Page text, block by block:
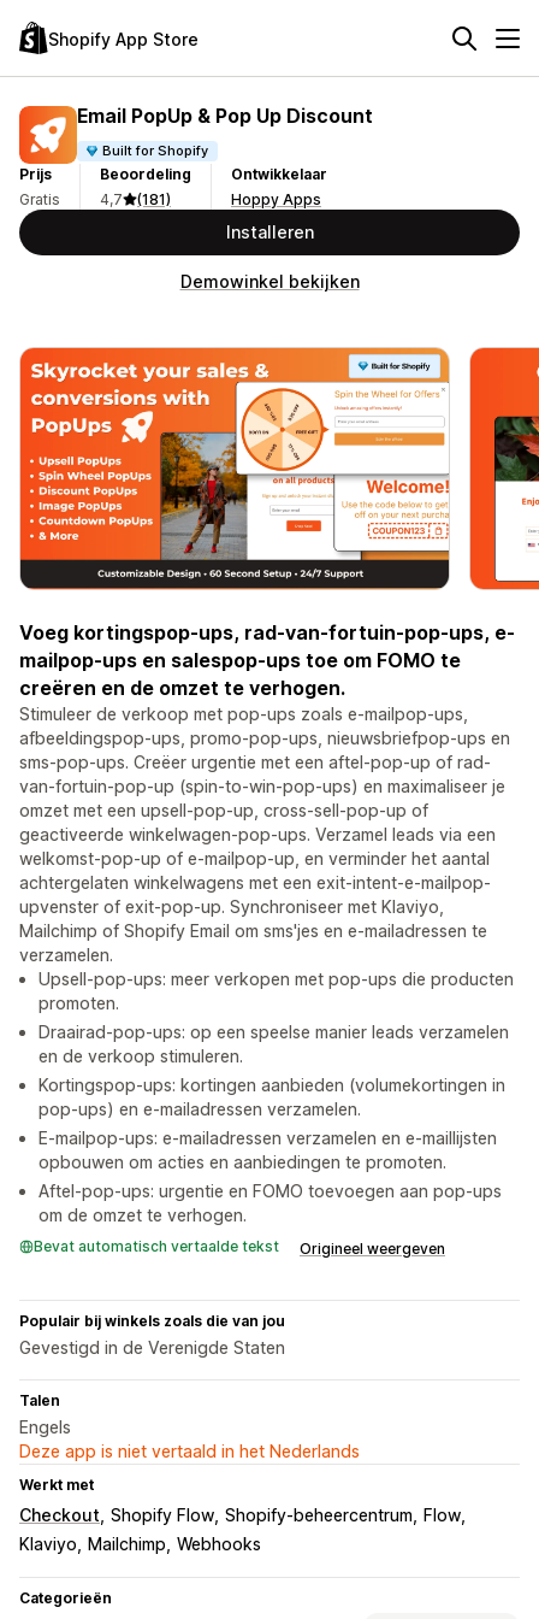
Shopify App Store
Email PopUp & Pop Up Discount
Built for Shopify
Prijs
Gratis
Beoordeling
4,7
(181)
Ontwikkelaar
Hoppy Apps
Installeren
Demowinkel bekijken
Voeg kortingspop-ups, rad-van-fortuin-pop-ups, e-
mailpop-ups en salespop-ups toe om FOMO te
creëren en de omzet te verhogen.
Stimuleer de verkoop met pop-ups zoals e-mailpop-ups,
afbeeldingspop-ups, promo-pop-ups, nieuwsbriefpop-ups en
sms-pop-ups. Creëer urgentie met een aftel-pop-up of rad-
van-fortuin-pop-up (spin-to-win-pop-ups) en maximaliseer je
omzet met een upsell-pop-up, cross-sell-pop-up of
geactiveerde winkelwagen-pop-ups. Verzamel leads via een
welkomst-pop-up of e-mailpop-up, en verminder het aantal
achtergelaten winkelwagens met een exit-intent-e-mailpop-
upvenster of exit-pop-up. Synchroniseer met Klaviyo,
Mailchimp of Shopify Email om sms'jes en e-mailadressen te
verzamelen.
Upsell-pop-ups: meer verkopen met pop-ups die producten
promoten.
Draairad-pop-ups: op een speelse manier leads verzamelen
en de verkoop stimuleren.
Kortingspop-ups: kortingen aanbieden (volumekortingen in
pop-ups) en e-mailadressen verzamelen.
E-mailpop-ups: e-mailadressen verzamelen en e-maillijsten
opbouwen om acties en aanbiedingen te promoten.
Aftel-pop-ups: urgentie en FOMO toevoegen aan pop-ups
om de omzet te verhogen.
Bevat automatisch vertaalde tekst Origineel weergeven
Populair bij winkels zoals die van jou
Gevestigd in de Verenigde Staten
Talen
Engels
Deze app is niet vertaald in het Nederlands
Werkt met
Checkout Shopify Flow Shopify-beheercentrum
Flow
Klaviyo
Mailchimp Webhooks
Categorieën